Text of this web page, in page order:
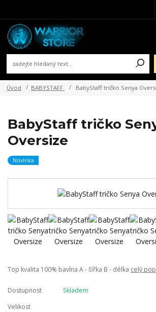
Úvod BABYSTAFF BabyStaff tričko Senya
BabyStaff tričko
Oversize
Novinka
Top kvalita 100% bavlna A - šířka B - délka celý
Dostupnost
Skladem
Velikost